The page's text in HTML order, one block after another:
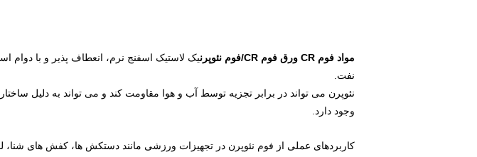
مواد فوم CR ورق فوم CR/فوم نئوپرن
یک لاستیک اسفنج نرم، انعطاف پذیر و با
نفت.
نئوپرن می تواند در برابر تجزیه توسط آب و هوا مقاومت کند و می تواند به دلیل
وجود دارد.
کاربردهای عملی از فوم نئوپرن در تجهیزات ورزشی مانند دستکش ها، کفش های